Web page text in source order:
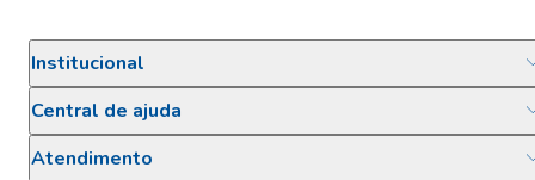
Institucional
Central de ajuda
Atendimento